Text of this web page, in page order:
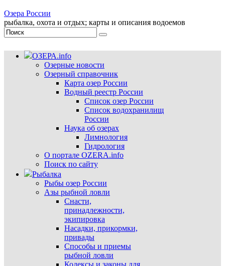
Озера России
рыбалка, охота и отдых; карты и описания водоемов
ОЗЕРА.info
Озерные новости
Озерный справочник
Карта озер России
Водный реестр России
Список озер России
Список водохранилищ
России
Наука об озерах
Лимнология
Гидрология
О портале OZERA.info
Поиск по сайту
Рыбалка
Рыбы озер России
Азы рыбной ловли
Снасти,
принадлежности,
экипировка
Насадки, прикормки,
привады
Способы и приемы
рыбной ловли
Кодексы и законы для